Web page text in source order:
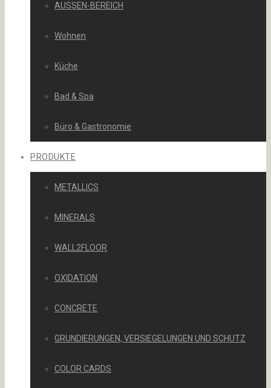
AUSSEN-BEREICH
Wohnen
Küche
Bad & Spa
Büro & Gastronomie
PRODUKTE
METALLICS
MINERALS
WALL2FLOOR
OXIDATION
CONCRETE
GRUNDIERUNGEN, VERSIEGELUNGEN UND SCHUTZ
COLOR CARDS